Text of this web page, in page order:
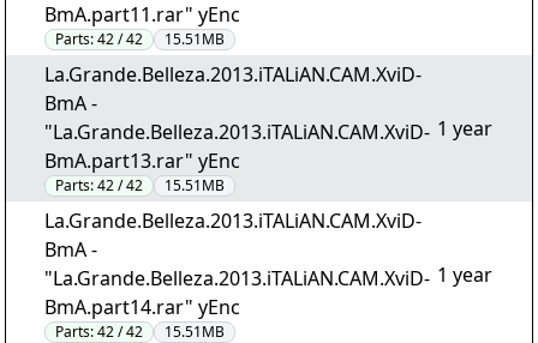
BmA.part11.rar" yEnc
Parts:42 / 42 15.51MB
La.Grande.Belleza.2013.iTALiAN.CAM.XviD-
BmA -
"La.Grande.Belleza.2013.iTALiAN.CAM.XviD-
BmA.part13.rar" yEnc
Parts:42 / 42 15.51MB
1 year
La.Grande.Belleza.2013.iTALiAN.CAM.XviD-
BmA -
"La.Grande.Belleza.2013.iTALiAN.CAM.XviD-
BmA.part14.rar" yEnc
Parts:42 / 42 15.51MB
1 year